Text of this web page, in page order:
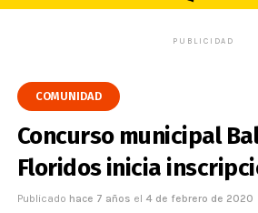
PUBLICIDAD
COMUNIDAD
Concurso municipal
Floridos inicia
Publicado hace 7 años el 4 de febrero de 2020